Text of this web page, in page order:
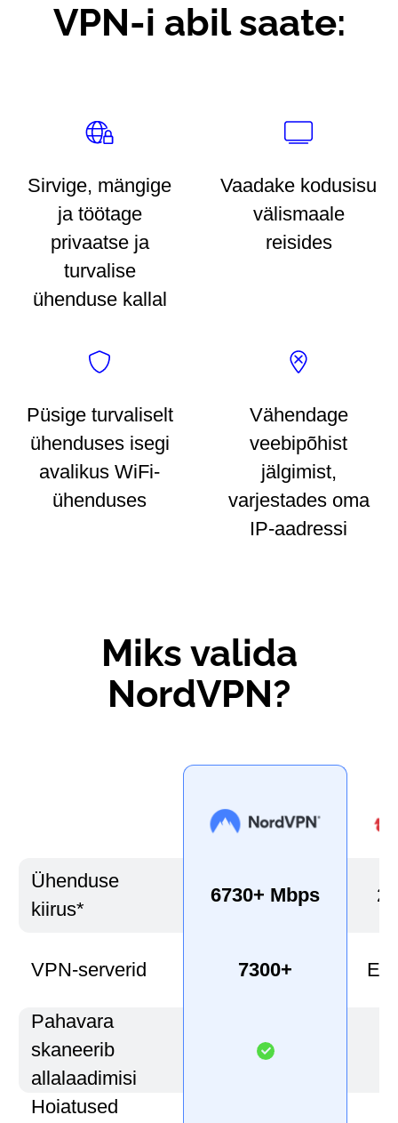
VPN-i abil saate:
Sirvige, mängige
ja töötage
privaatse ja
turvalise
ühenduse kallal
Vaadake kodusisu
välismaale
reisides
Püsige turvaliselt
ühenduses isegi
avalikus WiFi-
ühenduses
Vähendage
veebipõhist
jälgimist,
varjestades oma
IP-aadressi
Miks valida
NordVPN?
Ühenduse
kiirus*
6730+ Mbps
VPN-serverid 7300+ Ei
Pahavara
skaneerib
allalaadimisi
Hoiatused